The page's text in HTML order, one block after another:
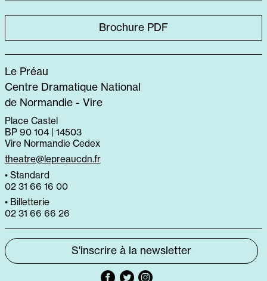
Brochure PDF
Le Préau
Centre Dramatique National
de Normandie - Vire
Place Castel
BP 90 104 | 14503
Vire Normandie Cedex
theatre@lepreaucdn.fr
• Standard
02 31 66 16 00
• Billetterie
02 31 66 66 26
S'inscrire à la newsletter